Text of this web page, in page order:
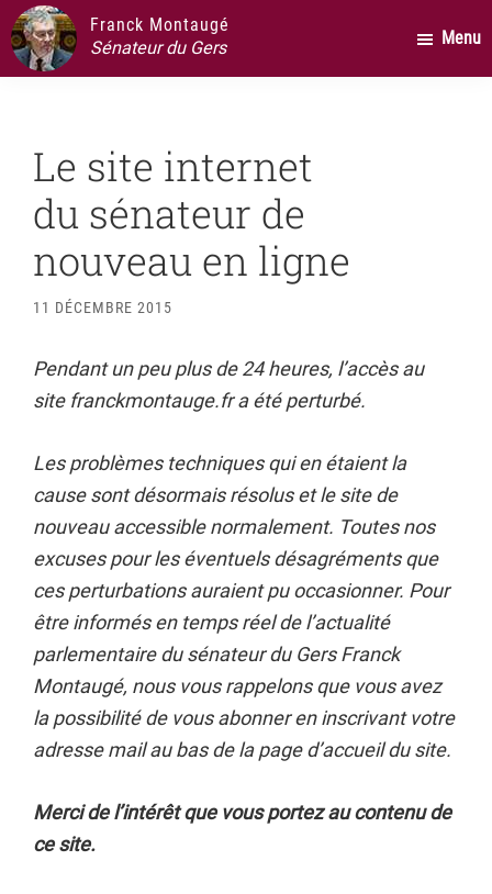
Passer
au
contenu
Passer
la
principale
Passer
au
pied
Franck Montaugé
Sénateur du Gers
Menu
Le site internet
du sénateur de
nouveau en ligne
11 DÉCEMBRE 2015
Pendant un peu plus de 24 heures, l’accès au
site franckmontauge.fr a été perturbé.
Les problèmes techniques qui en étaient la
cause sont désormais résolus et le site de
nouveau accessible normalement. Toutes nos
excuses pour les éventuels désagréments que
ces perturbations auraient pu occasionner. Pour
être informés en temps réel de l’actualité
parlementaire du sénateur du Gers Franck
Montaugé, nous vous rappelons que vous avez
la possibilité de vous abonner en inscrivant votre
adresse mail au bas de la page d’accueil du site.
Merci de l’intérêt que vous portez au contenu de
ce site.